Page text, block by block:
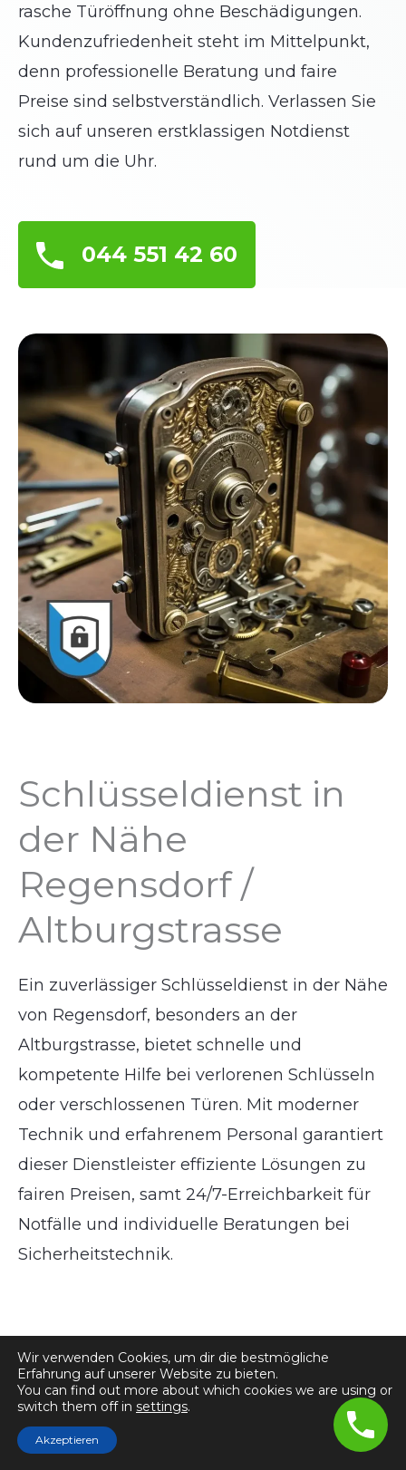
rasche Türöffnung ohne Beschädigungen.
Kundenzufriedenheit steht im Mittelpunkt,
denn professionelle Beratung und faire
Preise sind selbstverständlich. Verlassen Sie
sich auf unseren erstklassigen Notdienst
rund um die Uhr.
044 551 42 60
Schlüsseldienst in
der Nähe
Regensdorf /
Altburgstrasse
Ein zuverlässiger Schlüsseldienst in der Nähe
von Regensdorf, besonders an der
Altburgstrasse, bietet schnelle und
kompetente Hilfe bei verlorenen Schlüsseln
oder verschlossenen Türen. Mit moderner
Technik und erfahrenem Personal garantiert
dieser Dienstleister effiziente Lösungen zu
fairen Preisen, samt 24/7-Erreichbarkeit für
Notfälle und individuelle Beratungen bei
Sicherheitstechnik.
Kontakt zu
Schlüsseldienst
Wir verwenden Cookies, um dir die bestmögliche
Erfahrung auf unserer Website zu bieten.
You can find out more about which cookies we are using or
switch them off in settings.
Akzeptieren